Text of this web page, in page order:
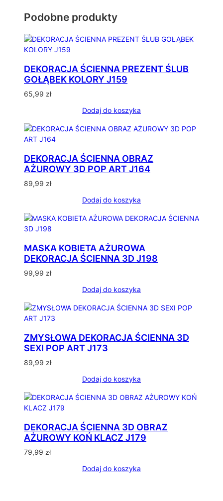
Podobne produkty
DEKORACJA ŚCIENNA PREZENT ŚLUB
GOŁĄBEK KOLORY J159
65,99 zł
Dodaj do koszyka
DEKORACJA ŚCIENNA OBRAZ
AŻUROWY 3D POP ART J164
89,99 zł
Dodaj do koszyka
MASKA KOBIETA AŻUROWA
DEKORACJA ŚCIENNA 3D J198
99,99 zł
Dodaj do koszyka
ZMYSŁOWA DEKORACJA ŚCIENNA 3D
SEXI POP ART J173
89,99 zł
Dodaj do koszyka
DEKORACJA ŚCIENNA 3D OBRAZ
AŻUROWY KOŃ KLACZ J179
79,99 zł
Dodaj do koszyka